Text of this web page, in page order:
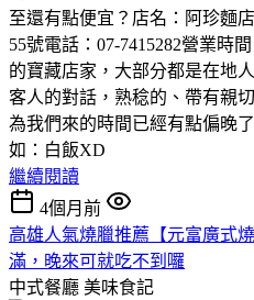
至還有點便宜？店名：阿珍麵
55號電話：07-7415282營業時
的寶藏店家，大部分都是在地
客人的對話，熟稔的、帶有親
為我們來的時間已經有點偏晚
如：白飯XD
繼續閱讀
4個月前
高雄人氣燒臘推薦【元富廣式
滿，晚來可就吃不到囉
中式餐廳 美味食記